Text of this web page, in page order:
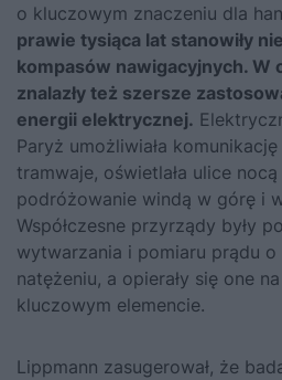
o kluczowym znaczeniu dla
prawie tysiąca lat stanowiły
kompasów nawigacyjnych. W
znalazły też szersze
energii elektrycznej.
Paryż umożliwiała
tramwaje, oświetlała ulice
podróżowanie windą w górę i
Współczesne przyrządy były
wytwarzania i pomiaru prądu
natężeniu, a opierały się one
kluczowym elemencie.
Lippmann zasugerował, że